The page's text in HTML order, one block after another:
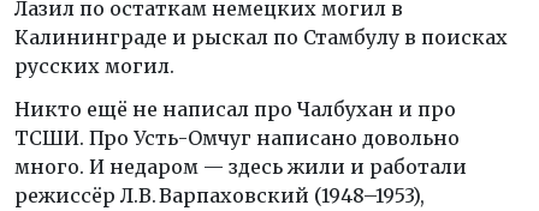
Лазил по остаткам немецких могил в
Калининграде и рыскал по Стамбулу в поисках
русских могил.
Никто ещё не написал про Чалбухан и про
ТСШИ. Про Усть-Омчуг написано довольно
много. И недаром — здесь жили и работали
режиссёр Л.В. Варпаховский (1948–1953),